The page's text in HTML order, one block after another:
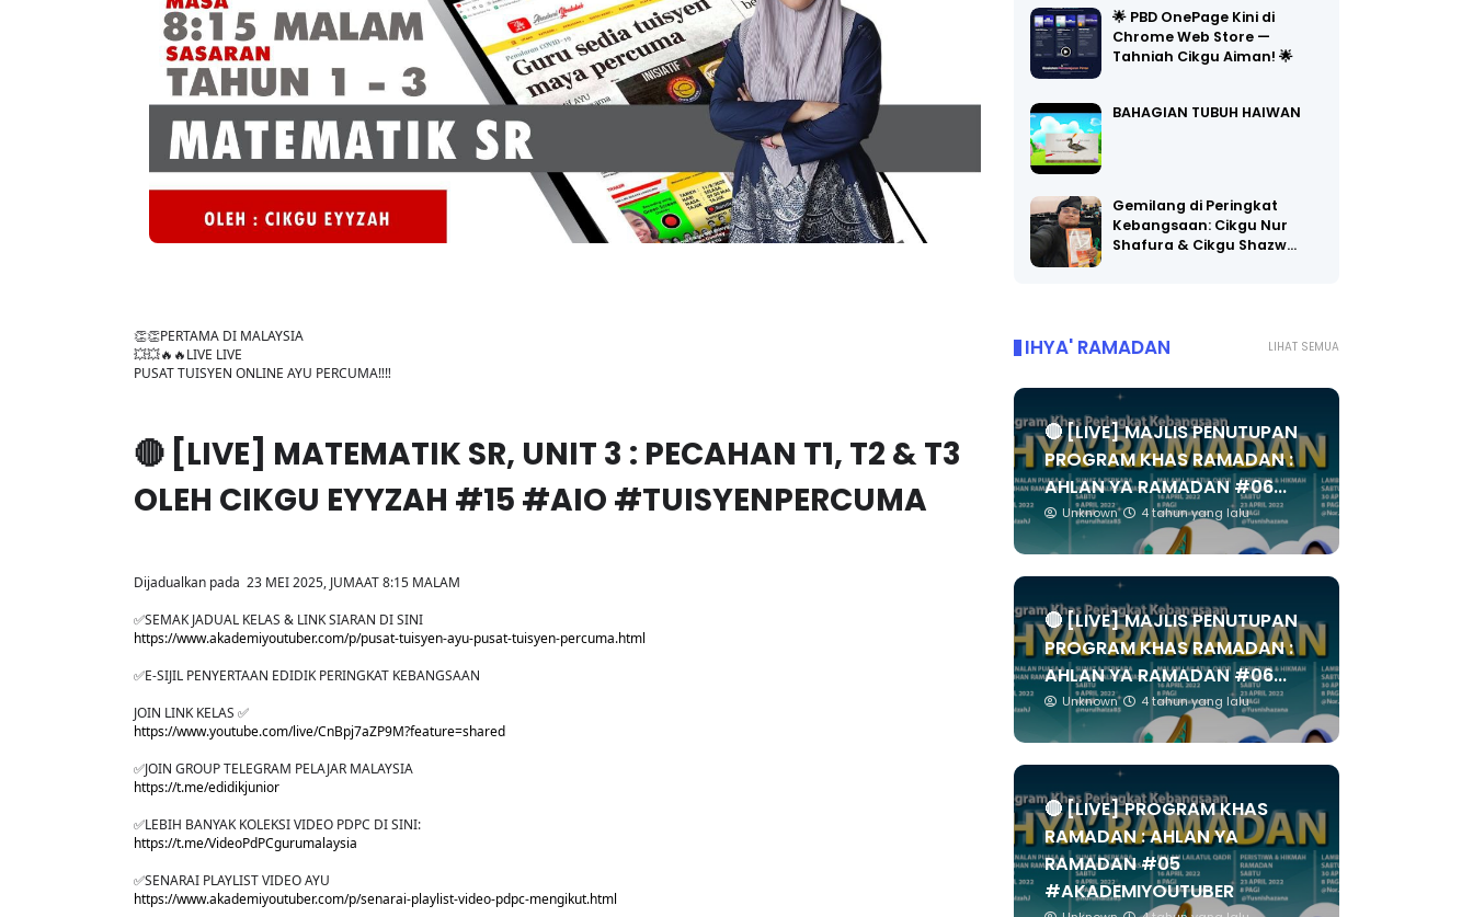
👏👏PERTAMA DI MALAYSIA
💥💥🔥🔥LIVE LIVE
PUSAT TUISYEN ONLINE AYU PERCUMA‼️‼️
🔴 [LIVE] MATEMATIK SR, UNIT 3 : PECAHAN T1, T2 & T3
OLEH CIKGU EYYZAH #15 #AIO #TUISYENPERCUMA
Dijadualkan pada 23 MEI 2025, JUMAAT 8:15 MALAM
✅SEMAK JADUAL KELAS & LINK SIARAN DI SINI
https://www.akademiyoutuber.com/p/pusat-tuisyen-ayu-pusat-tuisyen-percuma.html
✅E-SIJIL PENYERTAAN EDIDIK PERINGKAT KEBANGSAAN
JOIN LINK KELAS ✅
https://www.youtube.com/live/CnBpj7aZP9M?feature=shared
✅JOIN GROUP TELEGRAM PELAJAR MALAYSIA
https://t.me/edidikjunior
✅LEBIH BANYAK KOLEKSI VIDEO PDPC DI SINI:
https://t.me/VideoPdPCgurumalaysia
✅SENARAI PLAYLIST VIDEO AYU
https://www.akademiyoutuber.com/p/senarai-playlist-video-pdpc-mengikut.html
🌟 PBD OnePage Kini di
Chrome Web Store —
Tahniah Cikgu Aiman! 🌟
BAHAGIAN TUBUH HAIWAN
Gemilang di Peringkat
Kebangsaan: Cikgu Nur
Shafura & Cikgu Shazw…
LIHAT SEMUA
IHYA' RAMADAN
🔴 [LIVE] MAJLIS PENUTUPAN
PROGRAM KHAS RAMADAN :
AHLAN YA RAMADAN #06...
Unknown 4 tahun yang lalu
🔴 [LIVE] MAJLIS PENUTUPAN
PROGRAM KHAS RAMADAN :
AHLAN YA RAMADAN #06...
Unknown 4 tahun yang lalu
🔴 [LIVE] PROGRAM KHAS
RAMADAN : AHLAN YA
RAMADAN #05
#AKADEMIYOUTUBER